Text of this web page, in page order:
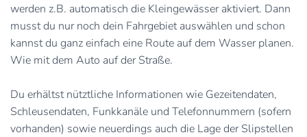
werden z.B. automatisch die Kleingewässer aktiviert. Dann
musst du nur noch dein Fahrgebiet auswählen und schon
kannst du ganz einfach eine Route auf dem Wasser planen.
Wie mit dem Auto auf der Straße.
Du erhältst nütztliche Informationen wie Gezeitendaten,
Schleusendaten, Funkkanäle und Telefonnummern (sofern
vorhanden) sowie neuerdings auch die Lage der Slipstellen